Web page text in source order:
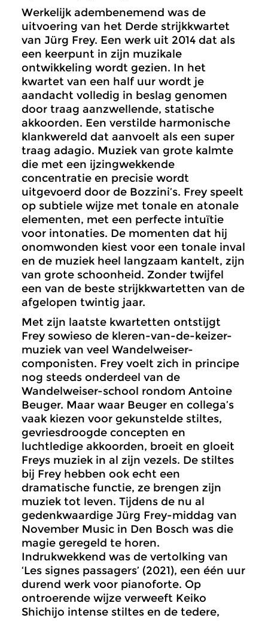
Werkelijk adembenemend was de
uitvoering van het Derde strijkkwartet
van Jürg Frey. Een werk uit 2014 dat als
een keerpunt in zijn muzikale
ontwikkeling wordt gezien. In het
kwartet van een half uur wordt je
aandacht volledig in beslag genomen
door traag aanzwellende, statische
akkoorden. Een verstilde harmonische
klankwereld dat aanvoelt als een super
traag adagio. Muziek van grote kalmte
die met een ijzingwekkende
concentratie en precisie wordt
uitgevoerd door de Bozzini’s. Frey speelt
op subtiele wijze met tonale en atonale
elementen, met een perfecte intuïtie
voor intonaties. De momenten dat hij
onomwonden kiest voor een tonale inval
en de muziek heel langzaam kantelt, zijn
van grote schoonheid. Zonder twijfel
een van de beste strijkkwartetten van de
afgelopen twintig jaar.
Met zijn laatste kwartetten ontstijgt
Frey sowieso de kleren-van-de-keizer-
muziek van veel Wandelweiser-
componisten. Frey voelt zich in principe
nog steeds onderdeel van de
Wandelweiser-school rondom Antoine
Beuger. Maar waar Beuger en collega’s
vaak kiezen voor gekunstelde stiltes,
gevriesdroogde concepten en
luchtledige akkoorden, broeit en gloeit
Freys muziek in al zijn vezels. De stiltes
bij Frey hebben ook echt een
dramatische functie, ze brengen zijn
muziek tot leven. Tijdens de nu al
gedenkwaardige Jürg Frey-middag van
November Music in Den Bosch was die
magie geregeld te horen.
Indrukwekkend was de vertolking van
‘Les signes passagers’ (2021), een één uur
durend werk voor pianoforte. Op
ontroerende wijze verweeft Keiko
Shichijo intense stiltes en de tedere,